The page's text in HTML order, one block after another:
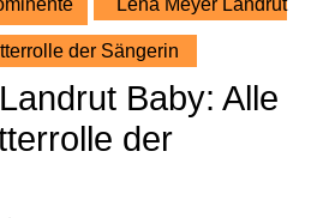
Lena Meyer Landrut
der Sängerin
Baby: Alle
der